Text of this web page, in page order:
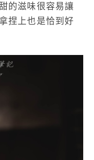
的滋味很容易讓
捏上也是恰到好